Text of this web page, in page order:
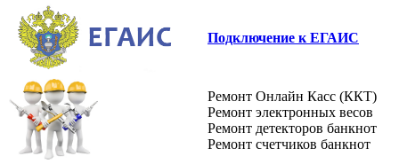
Подключение к ЕГАИС
Ремонт Онлайн Касс (ККТ)
Ремонт электронных весов
Ремонт детекторов банкнот
Ремонт счетчиков банкнот